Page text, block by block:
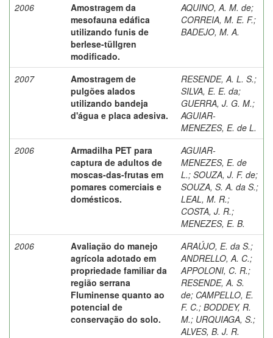
2006
Amostragem da
mesofauna edáfica
utilizando funis de
berlese-tüllgren
modificado.
AQUINO, A. M. de;
CORREIA, M. E. F.;
BADEJO, M. A.
2007
Amostragem de
pulgões alados
utilizando bandeja
d'água e placa adesiva.
RESENDE, A. L. S.;
SILVA, E. E. da;
GUERRA, J. G. M.;
AGUIAR-
MENEZES, E. de L.
2006
Armadilha PET para
captura de adultos de
moscas-das-frutas em
pomares comerciais e
domésticos.
AGUIAR-
MENEZES, E. de
L.; SOUZA, J. F. de;
SOUZA, S. A. da S.;
LEAL, M. R.;
COSTA, J. R.;
MENEZES, E. B.
2006
Avaliação do manejo
agrícola adotado em
propriedade familiar da
região serrana
Fluminense quanto ao
potencial de
conservação do solo.
ARAÚJO, E. da S.;
ANDRELLO, A. C.;
APPOLONI, C. R.;
RESENDE, A. S.
de; CAMPELLO, E.
F. C.; BODDEY, R.
M.; URQUIAGA, S.;
ALVES, B. J. R.